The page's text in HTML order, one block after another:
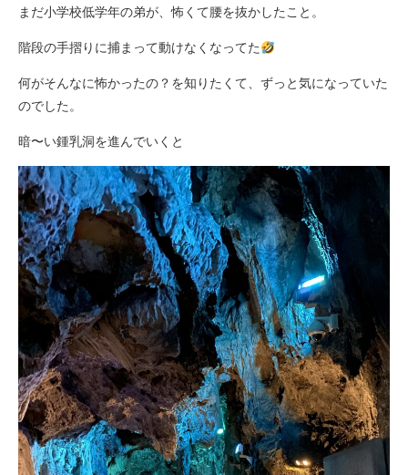
まだ小学校低学年の弟が、怖くて腰を抜かしたこと。
階段の手摺りに捕まって動けなくなってた
何がそんなに怖かったの？を知りたくて、ずっと気になっていた
のでした。
暗〜い鍾乳洞を進んでいくと